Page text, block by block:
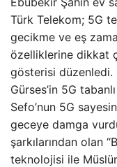
Türk Telekom; 5G
gecikme ve eş
özelliklerine dikkat
gösterisi düzenledi.
Gürses’in 5G
Sefo’nun 5G
geceye damga
şarkılarından olan
teknolojisi ile